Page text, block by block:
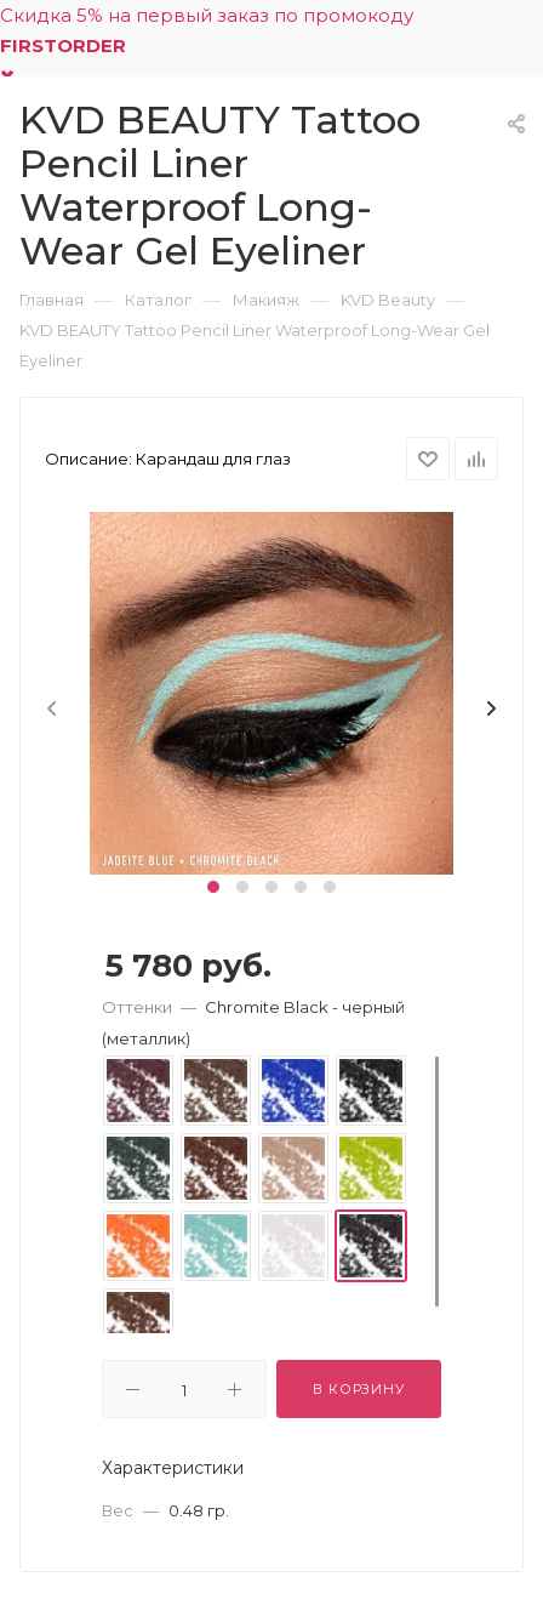
Скидка 5% на первый заказ по промокоду
FIRSTORDER
0
KVD BEAUTY Tattoo
Pencil Liner
Waterproof Long-
Wear Gel Eyeliner
Главная — Каталог — Макияж — KVD Beauty —
KVD BEAUTY Tattoo Pencil Liner Waterproof Long-Wear Gel
Eyeliner
Описание: Карандаш для глаз
5 780 руб.
Оттенки — Chromite Black - черный
(металлик)
В КОРЗИНУ
Характеристики
Вес — 0.48 гр.